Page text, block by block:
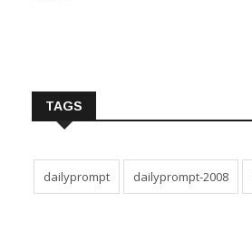
TAGS
dailyprompt dailyprompt-2008